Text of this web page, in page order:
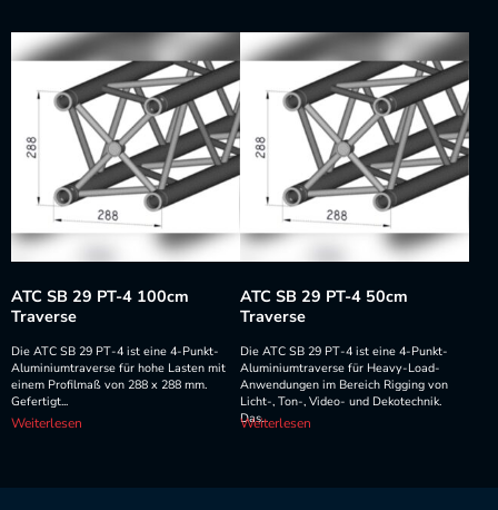
ATC SB 29 PT-4 100cm
Traverse
Die ATC SB 29 PT-4 ist eine 4-Punkt-
Aluminiumtraverse für hohe Lasten mit
einem Profilmaß von 288 x 288 mm.
Gefertigt...
Weiterlesen
ATC SB 29 PT-4 50cm
Traverse
Die ATC SB 29 PT-4 ist eine 4-Punkt-
Aluminiumtraverse für Heavy-Load-
Anwendungen im Bereich Rigging von
Licht-, Ton-, Video- und Dekotechnik.
Das...
Weiterlesen